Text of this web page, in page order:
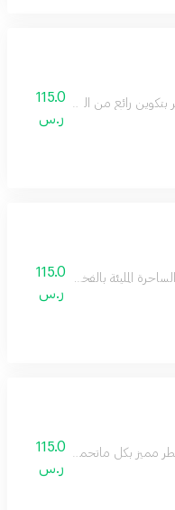
بتكوين رائع من الورد
115.0
ر.س
المليئة بالفخامة والرقيّ
115.0
ر.س
مميز بكل ماتحمله الكلمة
115.0
ر.س